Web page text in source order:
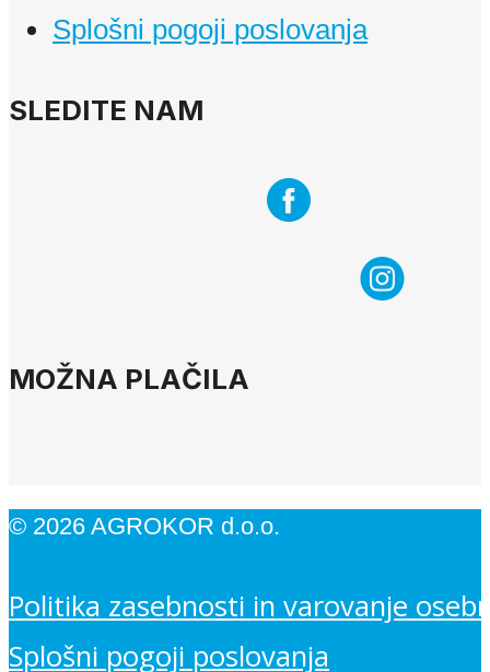
Splošni pogoji poslovanja
SLEDITE NAM
MOŽNA PLAČILA
© 2026 AGROKOR d.o.o.
Politika zasebnosti in varovanje
Splošni pogoji poslovanja